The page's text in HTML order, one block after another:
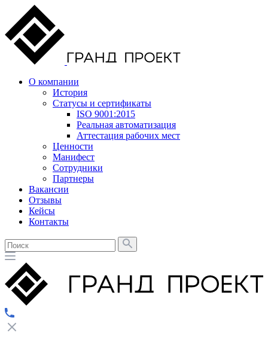
О компании
История
Статусы и сертификаты
ISO 9001:2015
Реальная автоматизация
Аттестация рабочих мест
Ценности
Манифест
Сотрудники
Партнеры
Вакансии
Отзывы
Кейсы
Контакты